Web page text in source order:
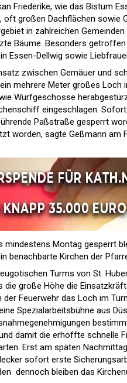
Friederike, wie das Bistum
großen Dachflächen sowie
in zahlreichen
Bäume. Besonders
Essen-Dellwig sowie
zwischen Gemäuer und
mehrere Meter großes Loch
Wurfgeschosse
eingeschlagen.
Paßstraße gesperrt
worden, sagte Geßmann
Montag gesperrt
benachbarte Kirchen der
Turms von St.
die große Höhe die
der Feuerwehr das Loch im
Spezialarbeitsbühne aus
damit die erhoffte schnelle
Erst am späten
sofort erste
 dennoch bleiben das